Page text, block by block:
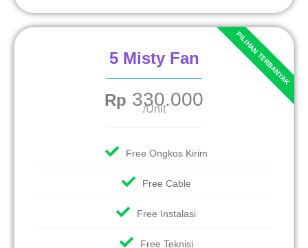
5 Misty Fan
Rp 330.000
/Unit
Free Ongkos Kirim
Free Cable
Free Instalasi
Free Teknisi